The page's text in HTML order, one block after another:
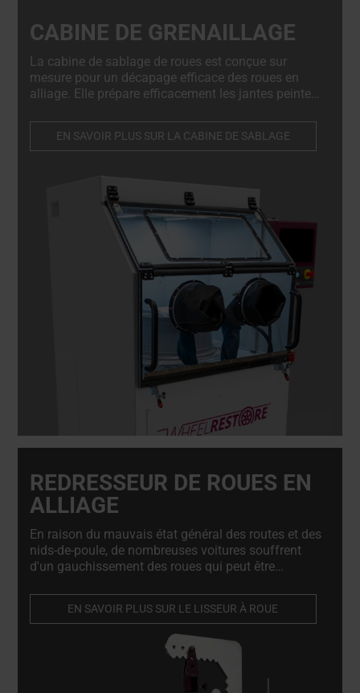
CABINE DE GRENAILLAGE
La cabine de sablage de roues est conçue sur
mesure pour un décapage efficace des roues en
alliage. Elle prépare efficacement les jantes peintes
en garantissant des résultats impeccables à
chaque fois.
EN SAVOIR PLUS SUR LA CABINE DE SABLAGE
REDRESSEUR DE ROUES EN
ALLIAGE
En raison du mauvais état général des routes et des
nids-de-poule, de nombreuses voitures souffrent
d'un gauchissement des roues qui peut être
La machine à redresser les roues est indispensable
pour les réparateurs de roues en alliage et les
EN SAVOIR PLUS SUR LE LISSEUR À ROUE